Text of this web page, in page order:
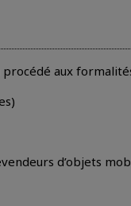
aux
d’objets